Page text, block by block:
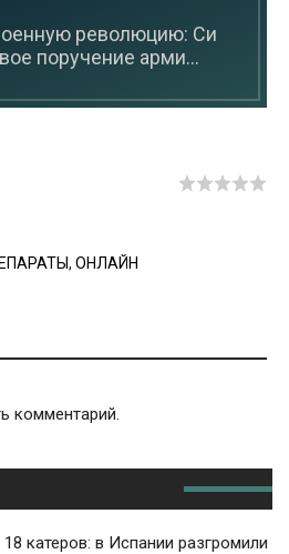
революцию: Си
поручение арми...
, ОНЛАЙН
комментарий.
катеров: в Испании разгромили